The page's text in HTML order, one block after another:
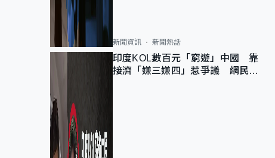
新聞資訊 新聞熱話
印度KOL數百元「窮遊」中國 靠
接濟「嫌三嫌四」惹爭議 網民：